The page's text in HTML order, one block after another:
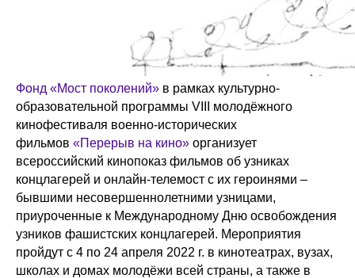
Фонд «Мост поколений» в рамках культурно-
образовательной программы VIII молодёжного
кинофестиваля военно-исторических
фильмов «Перерыв на кино» организует
всероссийский кинопоказ фильмов об узниках
концлагерей и онлайн-телемост с их героинями –
бывшими несовершеннолетними узницами,
приуроченные к Международному Дню освобождения
узников фашистских концлагерей. Мероприятия
пройдут с 4 по 24 апреля 2022 г. в кинотеатрах, вузах,
школах и домах молодёжи всей страны, а также в